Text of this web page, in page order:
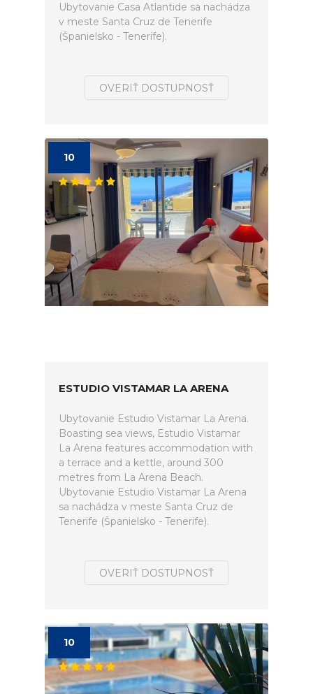
Ubytovanie Casa Atlantide sa nachádza
v meste Santa Cruz de Tenerife
(Španielsko - Tenerife).
OVERIŤ DOSTUPNOSŤ
10
ESTUDIO VISTAMAR LA ARENA
Ubytovanie Estudio Vistamar La Arena.
Boasting sea views, Estudio Vistamar
La Arena features accommodation with
a terrace and a kettle, around 300
metres from La Arena Beach.
Ubytovanie Estudio Vistamar La Arena
sa nachádza v meste Santa Cruz de
Tenerife (Španielsko - Tenerife).
OVERIŤ DOSTUPNOSŤ
10